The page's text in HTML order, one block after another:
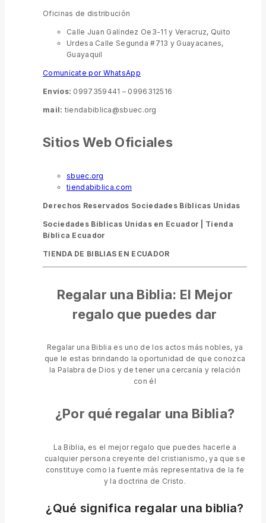
Oficinas de distribución
Calle Juan Galíndez Oe3-11 y Veracruz, Quito
Urdesa Calle Segunda #713 y Guayacanes,
Guayaquil
Comunícate por WhatsApp
Envíos: 0997359441 – 0996312516
mail: tiendabiblica@sbuec.org
Sitios Web Oficiales
sbuec.org
tiendabiblica.com
Derechos Reservados Sociedades Bíblicas Unidas
Sociedades Bíblicas Unidas en Ecuador | Tienda
Bíblica Ecuador
TIENDA DE BIBLIAS EN ECUADOR
Regalar una Biblia: El Mejor
regalo que puedes dar
Regalar una Biblia es uno de los actos más nobles, ya
que le estas brindando la oportunidad de que conozca
la Palabra de Dios y de tener una cercanía y relación
con él
¿Por qué regalar una Biblia?
La Biblia, es el mejor regalo que puedes hacerle a
cualquier persona creyente del cristianismo, ya que se
constituye como la fuente más representativa de la fe
y la doctrina de Cristo.
¿Qué significa regalar una biblia?